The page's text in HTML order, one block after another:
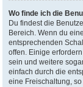
Wo finde ich die
Du findest die
Bereich. Wenn du
entsprechenden
offen. Einige
sein und weitere
einfach durch die
eine Freischaltung,